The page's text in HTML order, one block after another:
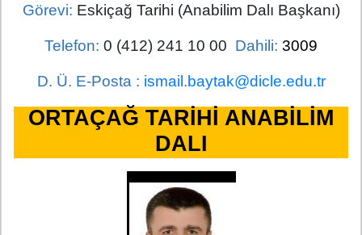
Görevi: Eskiçağ Tarihi (Anabilim Dalı Başkanı)
Telefon: 0 (412) 241 10 00 Dahili: 3009
D. Ü. E-Posta : ismail.baytak@dicle.edu.tr
ORTAÇAĞ TARİHİ ANABİLİM
DALI